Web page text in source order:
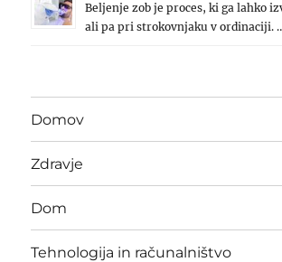
Beljenje zob je proces, ki ga lahko
ali pa pri strokovnjaku v ordinaciji.
Domov
Zdravje
Dom
Tehnologija in računalništvo